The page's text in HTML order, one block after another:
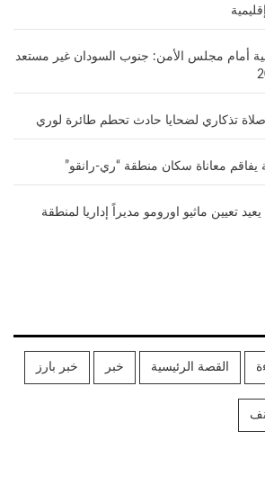
أمام مجلس الأمن: جنوب السودان غير مستعد
تذكاري لضحايا حادث تحطم طائرة لوري
يفاقم معاناة سكان منطقة “ري-رانقو”
تعيين ماثيو اورومو مديراً إداريا لمنطقة
القصة الرئيسية خبر خبر بارز